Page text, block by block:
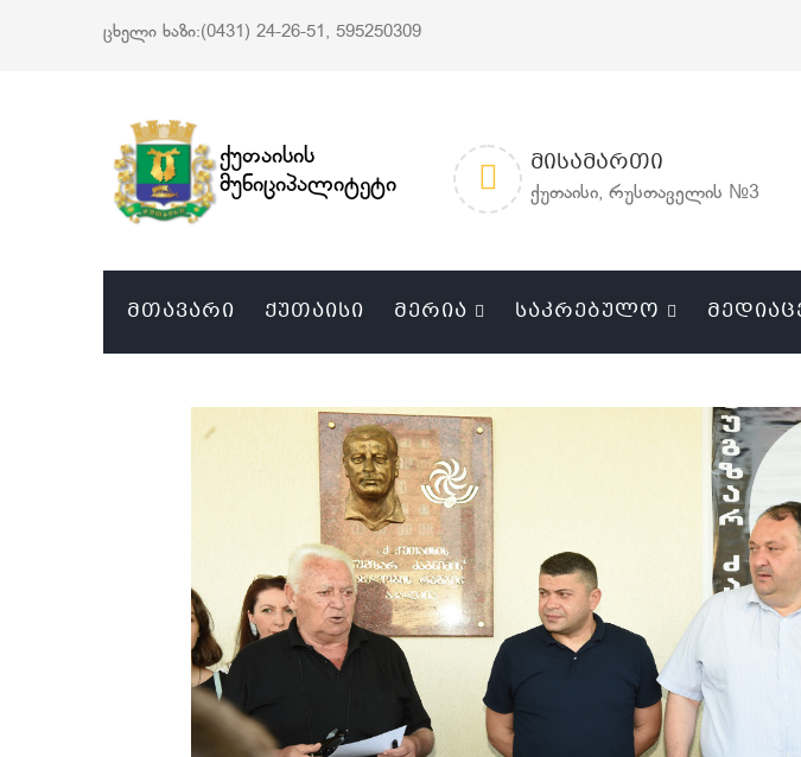
ცხელი ხაზი:(0431) 24-26-51, 595250309
ქუთაისის
მუნიციპალიტეტი
ᲛᲘᲡᲐᲛᲐᲠᲗᲘ
ქუთაისი, რუსთაველის №3
ᲛᲗᲐᲕᲐᲠᲘ ᲥᲣᲗᲐᲘᲡᲘ ᲛᲔᲠᲘᲐ ᲡᲐᲙᲠᲔᲑᲣᲚᲝ